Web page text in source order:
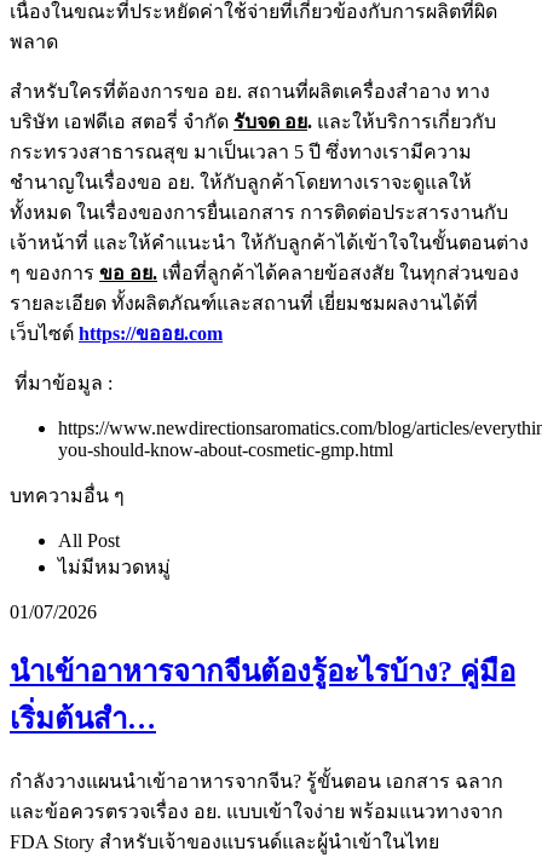
เนื่องในขณะที่ประหยัดค่าใช้จ่ายที่เกี่ยวข้องกับการผลิตที่ผิด
พลาด
สำหรับใครที่ต้องการขอ อย. สถานที่ผลิตเครื่องสำอาง ทาง
บริษัท เอฟดีเอ สตอรี่ จำกัด รับจด อย. และให้บริการเกี่ยวกับ
กระทรวงสาธารณสุข มาเป็นเวลา 5 ปี ซึ่งทางเรามีความ
ชำนาญในเรื่องขอ อย. ให้กับลูกค้าโดยทางเราจะดูแลให้
ทั้งหมด ในเรื่องของการยื่นเอกสาร การติดต่อประสารงานกับ
เจ้าหน้าที่ และให้คำแนะนำ ให้กับลูกค้าได้เข้าใจในขั้นตอนต่าง
ๆ ของการ ขอ อย. เพื่อที่ลูกค้าได้คลายข้อสงสัย ในทุกส่วนของ
รายละเอียด ทั้งผลิตภัณฑ์และสถานที่ เยี่ยมชมผลงานได้ที่
เว็บไซต์ https://ขออย.com
ที่มาข้อมูล :
https://www.newdirectionsaromatics.com/blog/articles/
you-should-know-about-cosmetic-gmp.html
บทความอื่น ๆ
All Post
ไม่มีหมวดหมู่
01/07/2026
นำเข้าอาหารจากจีนต้องรู้อะไรบ้าง? คู่มือ
เริ่มต้นสำ…
กำลังวางแผนนำเข้าอาหารจากจีน? รู้ขั้นตอน เอกสาร ฉลาก
และข้อควรตรวจเรื่อง อย. แบบเข้าใจง่าย พร้อมแนวทางจาก
FDA Story สำหรับเจ้าของแบรนด์และผู้นำเข้าในไทย